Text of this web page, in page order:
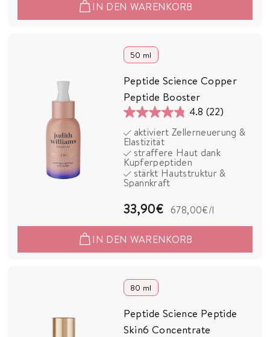
,
IN DEN WARENKORB
50 ml
Peptide Science Copper
Peptide Booster
4.8 (22)
4.8
von
5
Sternen.
22
aktiviert Zellerneuerung &
Elastizität
straffere Haut dank
Kupferpeptiden
stärkt Hautstruktur &
Spannkraft
33,90€3
3
,
678,00€/l
IN DEN WARENKORB
80 ml
Peptide Science Peptide
Skin6 Concentrate